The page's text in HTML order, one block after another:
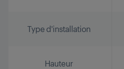
Type d'installation
Hauteur